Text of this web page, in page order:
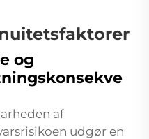
og
af
udgør en